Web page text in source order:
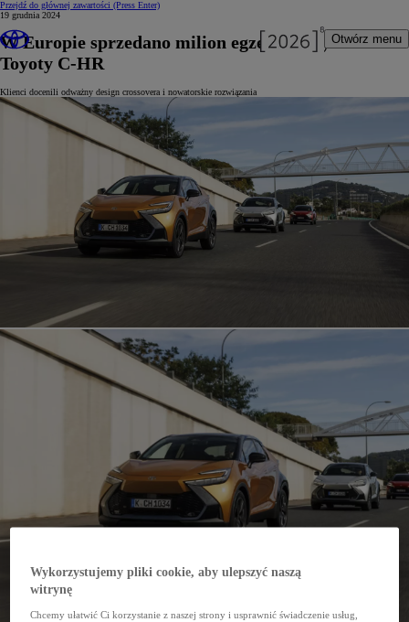
Przejdź do głównej zawartości (Press Enter)
Otwórz menu
19 grudnia 2024
W Europie sprzedano milion egzemplarzy
Toyoty C-HR
Klienci docenili odważny design crossovera i nowatorskie rozwiązania
Wykorzystujemy pliki cookie, aby ulepszyć naszą
witrynę
Chcemy ułatwić Ci korzystanie z naszej strony i usprawnić świadczenie usług,